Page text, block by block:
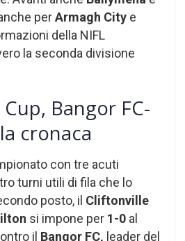
perArmagh City e
della NIFL
la seconda divisione
Bangor FC-
cronaca
con tre acuti
turni utili di fila che lo
posto, il Cliftonville
si impone per 1-0 al
il Bangor FC, leader del